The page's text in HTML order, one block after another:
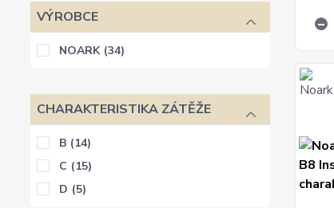
VÝROBCE
NOARK (34)
CHARAKTERISTIKA ZÁTĚŽE
B (14)
C (15)
D (5)